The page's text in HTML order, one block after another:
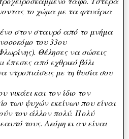
το χώμα με τα φτυάρια
στον σταυρό από το μνήμα
του 33ου
Θέλησες να σώσεις
έπεσες από εχθρικό βόλι
ντροπιάσεις με τη θυσία σου
νικάει και τον ίδιο τον
των ψυχών εκείνων που είναι
τον άλλον πολύ. Πολύ
τους. Ακόμη κι αν είναι